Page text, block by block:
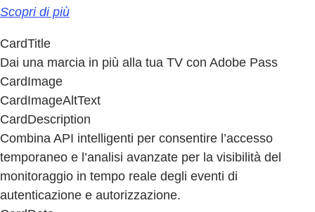
Scopri di più
CardTitle
Dai una marcia in più alla tua TV con Adobe Pass
CardImage
CardImageAltText
CardDescription
Combina API intelligenti per consentire l’accesso
temporaneo e l’analisi avanzate per la visibilità del
monitoraggio in tempo reale degli eventi di
autenticazione e autorizzazione.